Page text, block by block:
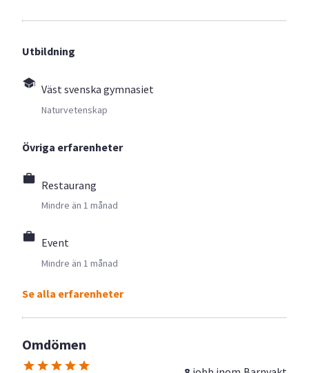
Utbildning
Väst svenska gymnasiet
Naturvetenskap
Övriga erfarenheter
Restaurang
Mindre än 1 månad
Event
Mindre än 1 månad
Se alla erfarenheter
Omdömen